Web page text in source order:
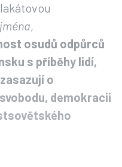
,
osudů odpůrců
s příběhy lidí,
o
demokracii